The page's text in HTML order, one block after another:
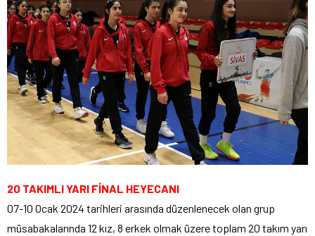
20 TAKIMLI YARI FİNAL HEYECANI
07-10 Ocak 2024 tarihleri arasında düzenlenecek olan grup
müsabakalarında 12 kız, 8 erkek olmak üzere toplam 20 takım yarı